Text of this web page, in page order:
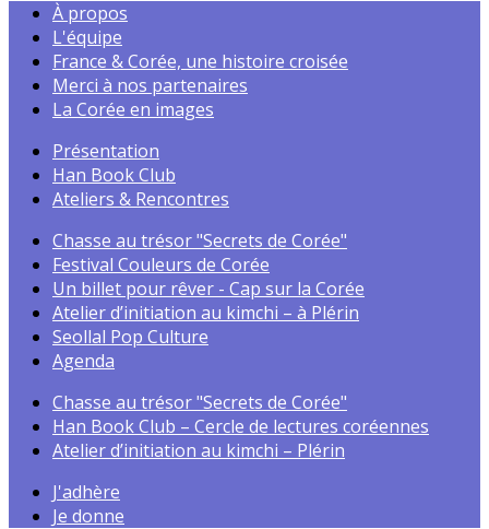
À propos
L'équipe
France & Corée, une histoire croisée
Merci à nos partenaires
La Corée en images
Présentation
Han Book Club
Ateliers & Rencontres
Chasse au trésor "Secrets de Corée"
Festival Couleurs de Corée
Un billet pour rêver - Cap sur la Corée
Atelier d’initiation au kimchi – à Plérin
Seollal Pop Culture
Agenda
Chasse au trésor "Secrets de Corée"
Han Book Club – Cercle de lectures coréennes
Atelier d’initiation au kimchi – Plérin
J'adhère
Je donne